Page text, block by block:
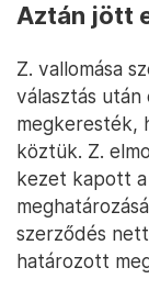
Aztán jött
Z. vallomása
választás
megkeresték,
köztük. Z.
kezet kapott
szerződés
határozott